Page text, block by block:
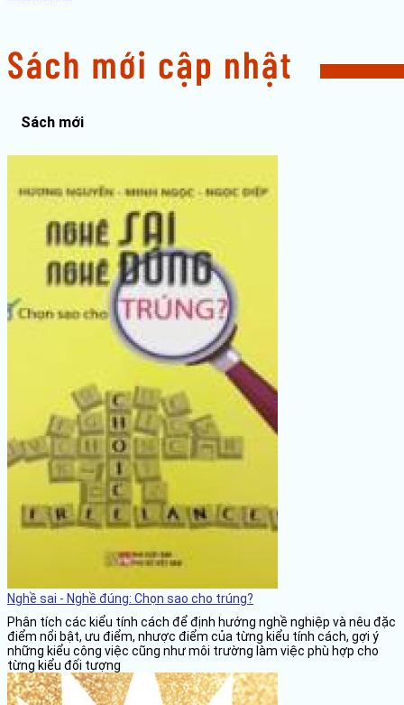
Sách mới
Nghề sai - Nghề đúng: Chọn sao cho trúng?
Phân tích các kiểu tính cách để định hướng nghề nghiệp và nêu đặc
điểm nổi bật, ưu điểm, nhược điểm của từng kiểu tính cách, gợi ý
những kiểu công việc cũng như môi trường làm việc phù hợp cho
từng kiểu đối tượng